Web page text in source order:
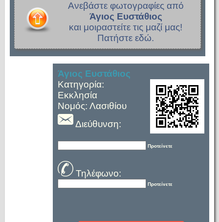
Ανεβάστε φωτογραφίες από
Άγιος Ευστάθιος
και μοιραστείτε τις μαζί μας!
Πατήστε εδώ.
Άγιος Ευστάθιος
Κατηγορία:
Εκκλησία
Νομός: Λασιθίου
Διεύθυνση:
Προτείνετε
Τηλέφωνο:
Προτείνετε